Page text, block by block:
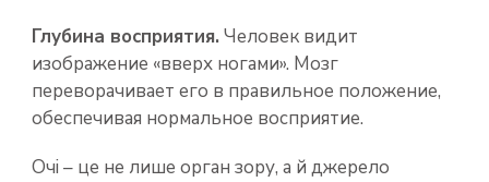
Глубина восприятия.Человек видит
изображение «вверх ногами». Мозг
переворачивает его в правильное положение,
обеспечивая нормальное восприятие.
Очі – це не лише орган зору, а й джерело